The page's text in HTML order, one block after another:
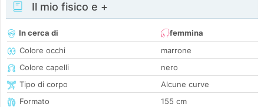
Il mio fisico e +
In cerca di
femmina
Colore occhi
marrone
Colore capelli
nero
Tipo di corpo
Alcune curve
Formato
155 cm